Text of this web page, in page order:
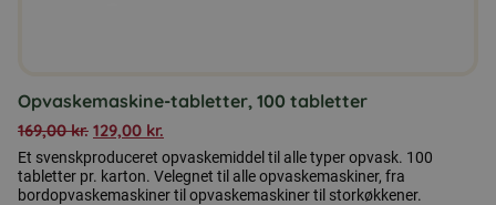
Opvaskemaskine-tabletter, 100 tabletter
169,00kr. 129,00 kr.
Et svenskproduceret opvaskemiddel til alle typer opvask. 100
tabletter pr. karton. Velegnet til alle opvaskemaskiner, fra
bordopvaskemaskiner til opvaskemaskiner til storkøkkener.